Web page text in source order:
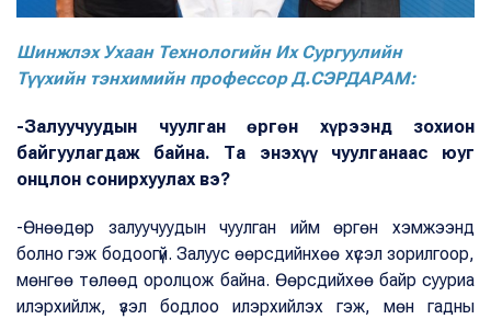
Шинжлэх Ухаан Технологийн Их Сургуулийн
Түүхийн тэнхимийн профессор Д.СЭРДАРАМ:
-Залуучуудын чуулган өргөн хүрээнд зохион
байгуулагдаж байна. Та энэхүү чуулганаас юуг
онцлон сонирхуулах вэ?
-Өнөөдөр залуучуудын чуулган ийм өргөн хэмжээнд
болно гэж бодоогүй. Залуус өөрсдийнхөө хүсэл зорилгоор,
мөнгөө төлөөд оролцож байна. Өөрсдийхөө байр сууриа
илэрхийлж, үзэл бодлоо илэрхийлэх гэж, мөн гадны